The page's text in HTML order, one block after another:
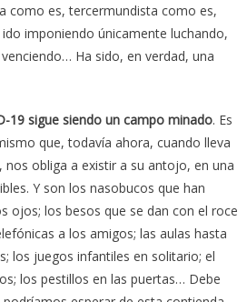
como es, tercermundista como es,
imponiendo únicamente luchando,
Ha sido, en verdad, una
19 sigue siendo un campo minado. Es
que, todavía ahora, cuando lleva
obliga a existir a su antojo, en una
Y son los nasobucos que han
ojos; los besos que se dan con el roce
a los amigos; las aulas hasta
los juegos infantiles en solitario; el
los pestillos en las puertas… Debe